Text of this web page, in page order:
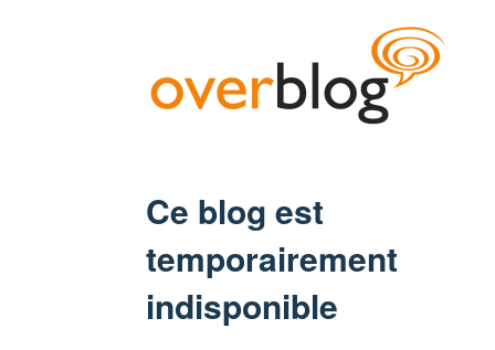
Ce blog est
temporairement
indisponible